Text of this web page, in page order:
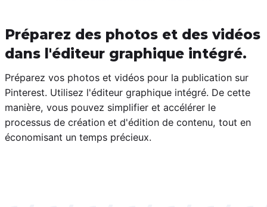
Préparez des photos et des vidéos
dans l'éditeur graphique intégré.
Préparez vos photos et vidéos pour la publication sur
Pinterest. Utilisez l'éditeur graphique intégré. De cette
manière, vous pouvez simplifier et accélérer le
processus de création et d'édition de contenu, tout en
économisant un temps précieux.